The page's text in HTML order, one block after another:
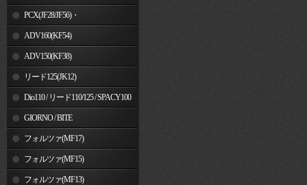
PCX(JF28/JF56)・
PCX150(KF12/KF18)
ADV160(KF54)
ADV150(KF38)
リード125(JK12)
Dio110 / リード110/125 / SPACY100
GIORNO / BITE
フォルツァ(MF17)
フォルツァ(MF15)
フォルツァ(MF13)